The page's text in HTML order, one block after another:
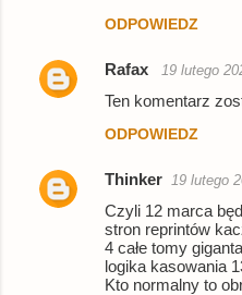
ODPOWIEDZ
Rafax 19 lutego
Ten komentarz
ODPOWIEDZ
Thinker 19 lutego
Czyli 12 marca
stron reprintów
4 całe tomy
logika kasowania
Kto normalny to